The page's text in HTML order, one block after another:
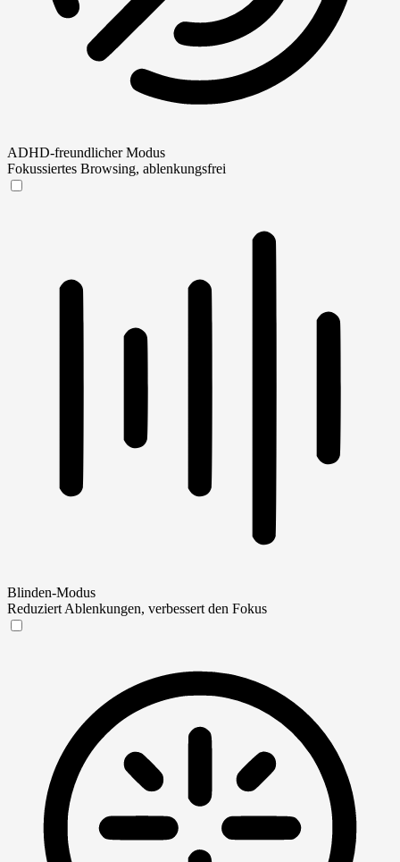
ADHD-freundlicher Modus
Fokussiertes Browsing, ablenkungsfrei
Blinden-Modus
Reduziert Ablenkungen, verbessert den Fokus